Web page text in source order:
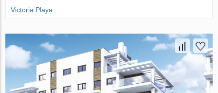
Victoria Playa